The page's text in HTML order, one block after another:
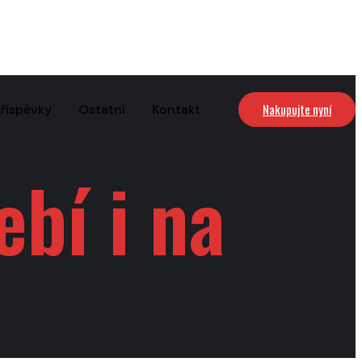
Nakupujte nyní
Ostatní Kontakt
i na